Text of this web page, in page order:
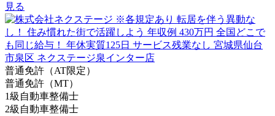
見る
普通免許（AT限定）
普通免許（MT）
1級自動車整備士
2級自動車整備士